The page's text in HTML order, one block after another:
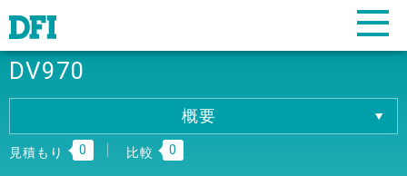
DV970
概要
概要
見積もり 0 比較 0